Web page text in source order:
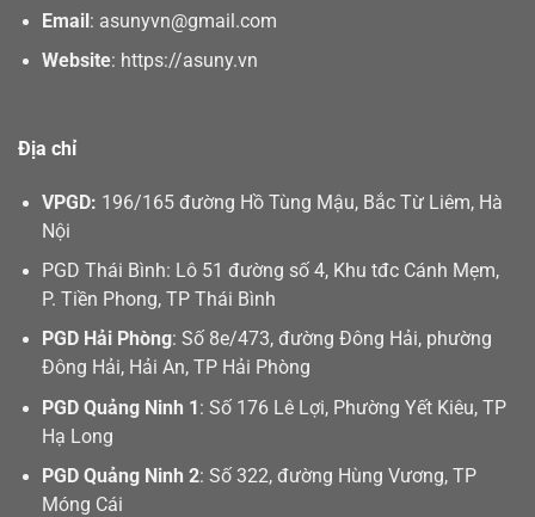
Email : asunyvn@gmail.com
Website: https://asuny.vn
Địa chỉ
VPGD: 196/165 đường Hồ Tùng Mậu, Bắc Từ Liêm, Hà
Nội
PGD Thái Bình: Lô 51 đường số 4, Khu tđc Cánh Mẹm,
P. Tiền Phong, TP Thái Bình
PGD Hải Phòng: Số 8e/473, đường Đông Hải, phường
Đông Hải, Hải An, TP Hải Phòng
PGD Quảng Ninh 1 : Số 176 Lê Lợi, Phường Yết Kiêu, TP
Hạ Long
PGD Quảng Ninh 2: Số 322, đường Hùng Vương, TP
Móng Cái